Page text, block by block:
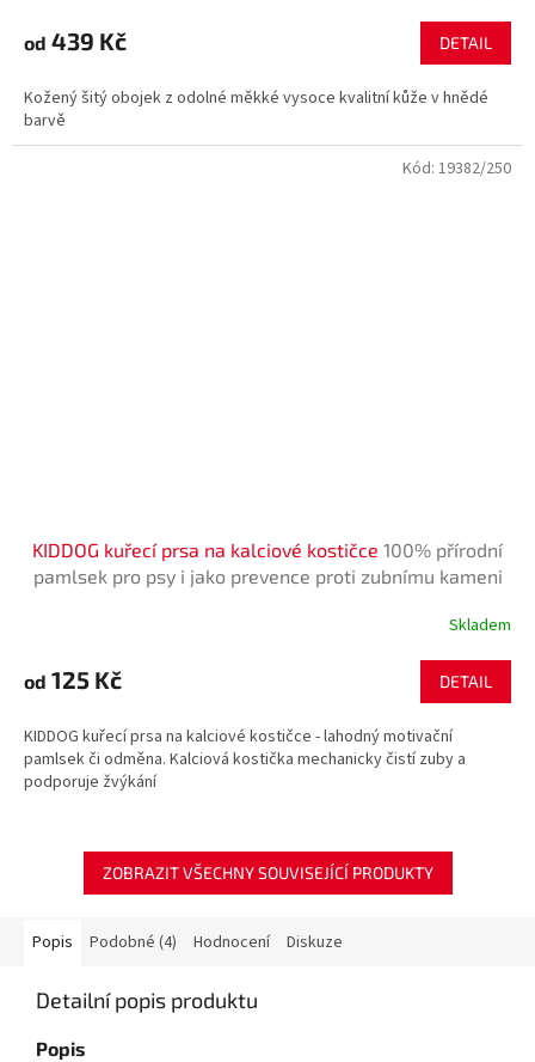
od 439 Kč DETAIL
Kožený šitý obojek z odolné měkké vysoce kvalitní kůže v hnědé
barvě
KIDDOG kuřecí prsa na kalciové kostičce 100% přírodní
pamlsek pro psy i jako prevence proti zubnímu kameni
Skladem
od 125 Kč DETAIL
KIDDOG kuřecí prsa na kalciové kostičce - lahodný motivační
pamlsek či odměna. Kalciová kostička mechanicky čistí zuby a
podporuje žvýkání
Kód: 19382/250
ZOBRAZIT VŠECHNY SOUVISEJÍCÍ PRODUKTY
Popis Podobné (4) Hodnocení Diskuze
Detailní popis produktu
Popis